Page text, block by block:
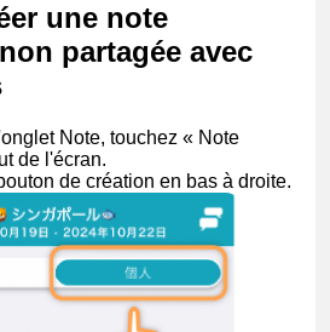
une note
partagée avec
Note, touchez « Note
de l'écran.
de création en bas à droite.